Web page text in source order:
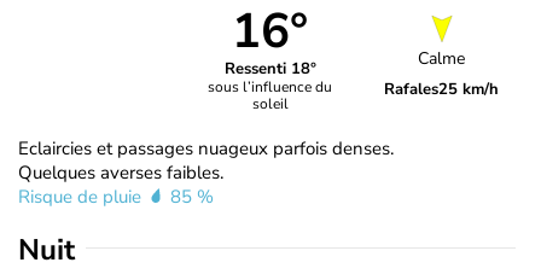
16°
Ressenti 18°
sous l’influence du
soleil
Calme
Rafales25 km/h
Eclaircies et passages nuageux parfois denses.
Quelques averses faibles.
Risque de pluie
85 %
Nuit